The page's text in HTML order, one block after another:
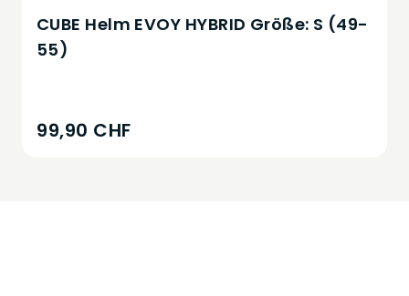
CUBE Helm EVOY HYBRID Größe: S (49-
55)
99,90 CHF